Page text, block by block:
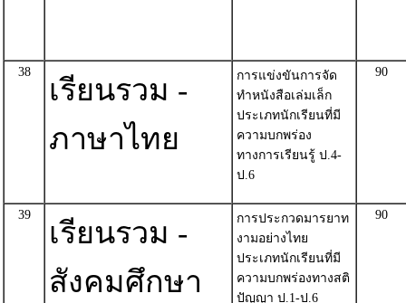
38
เรียนรวม -
ภาษาไทย
การแข่งขันการจัด
ทำหนังสือเล่มเล็ก
ประเภทนักเรียนที่มี
ความบกพร่อง
ทางการเรียนรู้ ป.4-
ป.6
90
39
เรียนรวม -
สังคมศึกษา
การประกวดมารยาท
งามอย่างไทย
ประเภทนักเรียนที่มี
ความบกพร่องทางสติ
ปัญญา ป.1-ป.6
90